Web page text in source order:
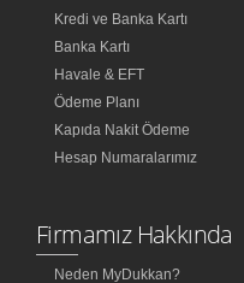
Kredi ve Banka Kartı
Banka Kartı
Havale & EFT
Ödeme Planı
Kapıda Nakit Ödeme
Hesap Numaralarımız
Firmamız Hakkında
Neden MyDukkan?